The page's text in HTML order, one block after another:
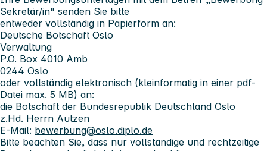
Sekretär/in" senden Sie bitte
entweder vollständig in Papierform an:
Deutsche Botschaft Oslo
Verwaltung
P.O. Box 4010 Amb
0244 Oslo
oder vollständig elektronisch (kleinformatig in einer pdf-
Datei max. 5 MB) an:
die Botschaft der Bundesrepublik Deutschland Oslo
z.Hd. Herrn Autzen
E-Mail: bewerbung@oslo.diplo.de
Bitte beachten Sie, dass nur vollständige und rechtzeitige